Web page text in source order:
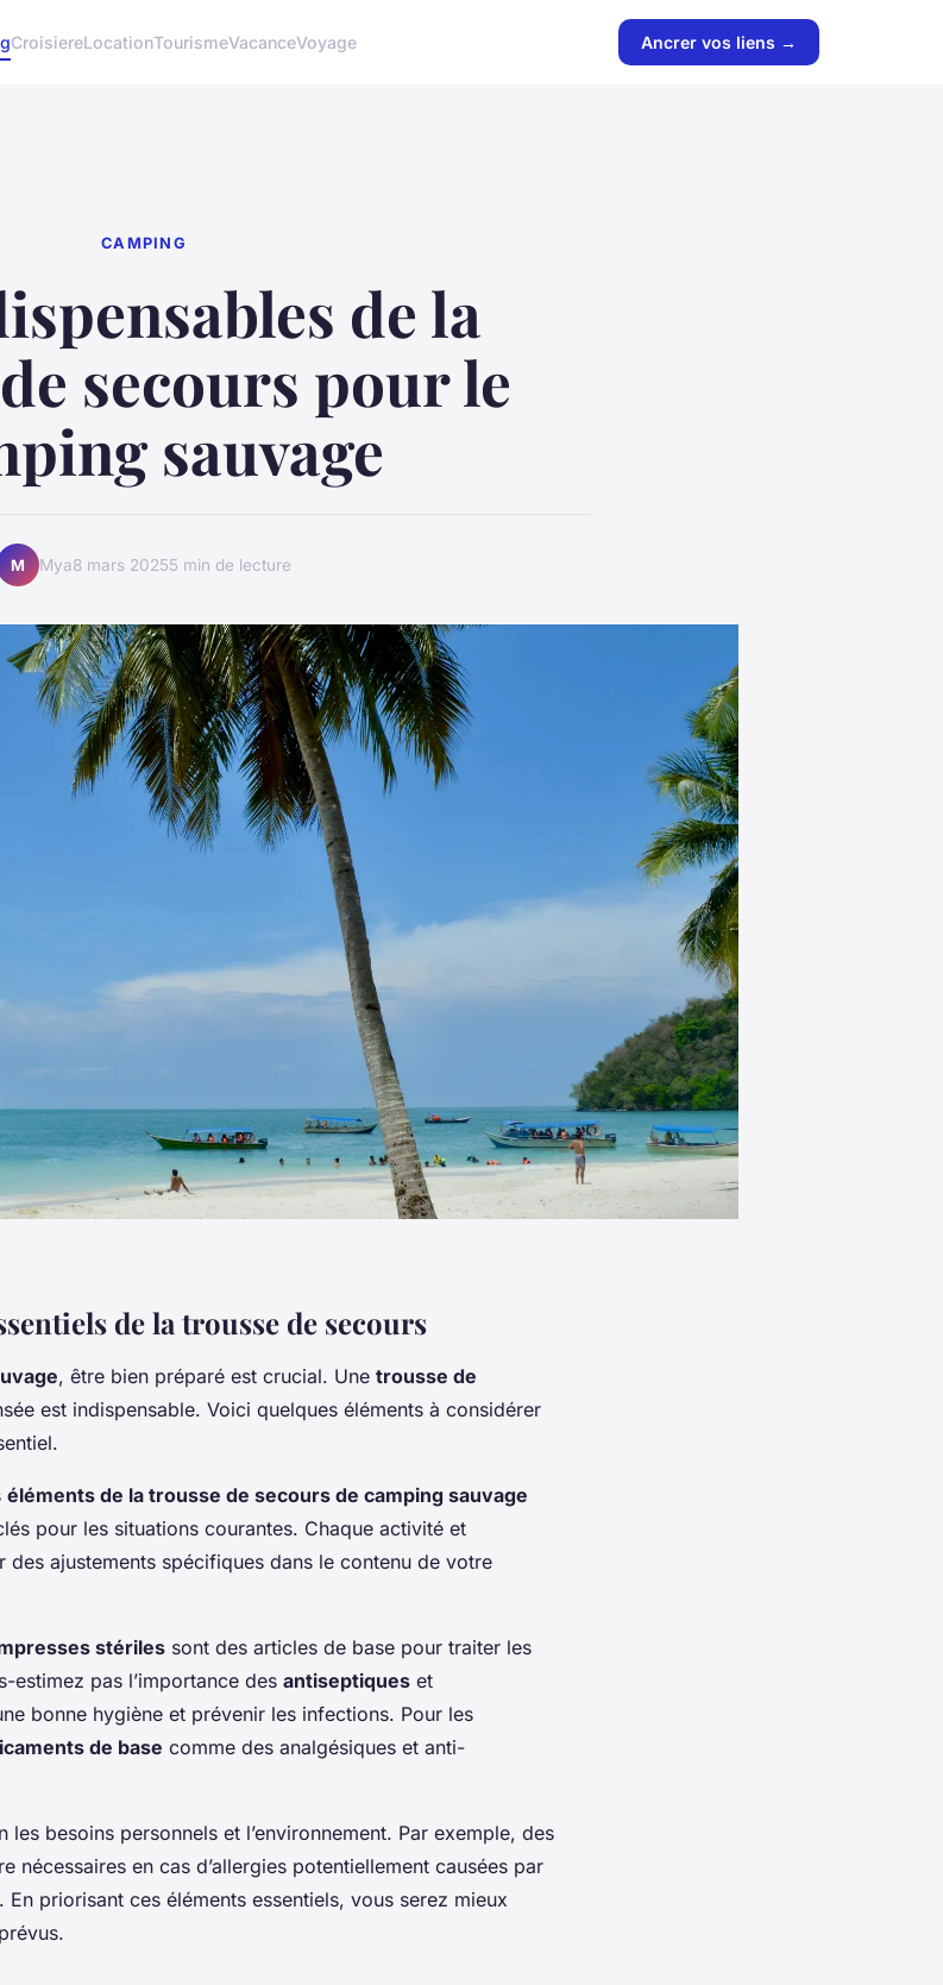
CroisiereLocationTourismeVacanceVoyage Ancrer vos liens →
CAMPING
de la
secours pour le
sauvage
M Mya8 mars 20255 min de lecture
de la trousse de secours
, être bien préparé est crucial. Une trousse de
est indispensable. Voici quelques éléments à considérer
éléments de la trousse de secours de camping sauvage
pour les situations courantes. Chaque activité et
des ajustements spécifiques dans le contenu de votre
stériles sont des articles de base pour traiter les
estimez pas l’importance des antiseptiques et
bonne hygiène et prévenir les infections. Pour les
de base comme des analgésiques et anti-
les besoins personnels et l’environnement. Par exemple, des
nécessaires en cas d’allergies potentiellement causées par
priorisant ces éléments essentiels, vous serez mieux